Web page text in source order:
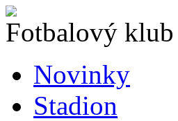
Fotbalový klub
Novinky
Stadion